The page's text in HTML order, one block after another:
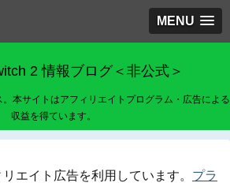
MENU
2 情報ブログ＜非公式＞
本サイトはアフィリエイトプログラム・広告による
収益を得ています。
エイト広告を利用しています。 プラ